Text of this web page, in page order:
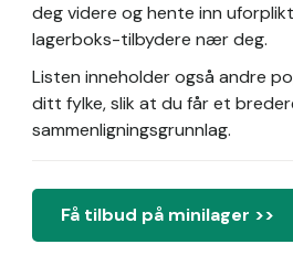
deg videre og hente inn
lagerboks-tilbydere nær deg.
Listen inneholder også andre
ditt fylke, slik at du får et
sammenligningsgrunnlag.
Få tilbud på minilager >>